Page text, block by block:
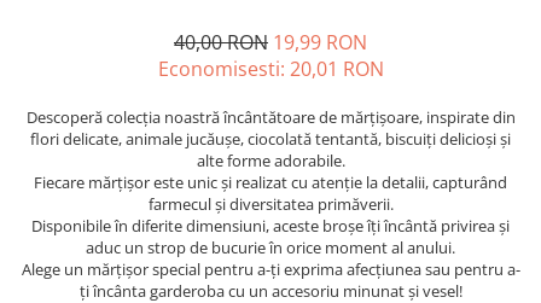
Tiny but Mighty
40,00 RON 19,99 RON
Economisesti: 20,01 RON
Descoperă colecția noastră încântătoare de mărțișoare, inspirate din
flori delicate, animale jucăușe, ciocolată tentantă, biscuiți delicioși și
alte forme adorabile.
Fiecare mărțișor este unic și realizat cu atenție la detalii, capturând
farmecul și diversitatea primăverii.
Disponibile în diferite dimensiuni, aceste broșe îți încântă privirea și
aduc un strop de bucurie în orice moment al anului.
Alege un mărțișor special pentru a-ți exprima afecțiunea sau pentru a-
ți încânta garderoba cu un accesoriu minunat și vesel!